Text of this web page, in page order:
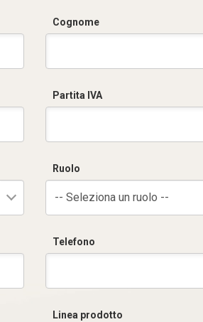
Cognome
Partita IVA
Ruolo
-- Seleziona un ruolo --
Telefono
Linea prodotto